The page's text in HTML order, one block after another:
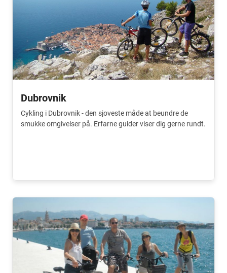
Dubrovnik
Cykling i Dubrovnik - den sjoveste måde at beundre de
smukke omgivelser på. Erfarne guider viser dig gerne rundt.